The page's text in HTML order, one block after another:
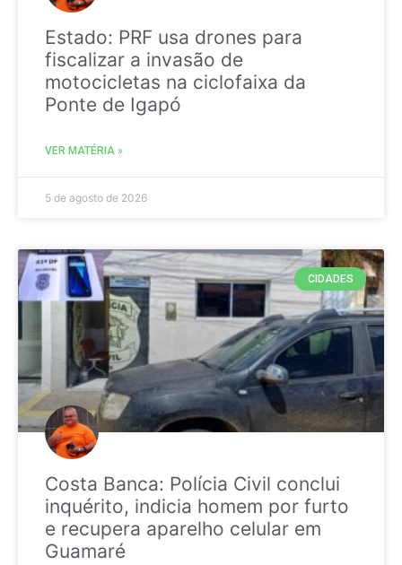
Estado: PRF usa drones para
fiscalizar a invasão de
motocicletas na ciclofaixa da
Ponte de Igapó
VER MATÉRIA »
5 de agosto de 2026
CIDADES
Costa Banca: Polícia Civil conclui
inquérito, indicia homem por furto
e recupera aparelho celular em
Guamaré